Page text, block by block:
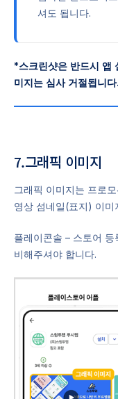
셔도 됩니다.
*스크린샷은 반드시 앱
미지는 심사 거절됩니다.
7.그래픽 이미지
그래픽 이미지는 프로
영상 섬네일(표지) 이미
플레이콘솔 – 스토어
비해주셔야 합니다.